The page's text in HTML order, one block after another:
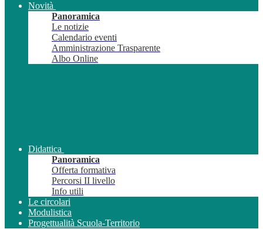
Novità
Panoramica
Le notizie
Calendario eventi
Amministrazione Trasparente
Albo Online
Didattica
Panoramica
Offerta formativa
Percorsi II livello
Info utili
Le circolari
Modulistica
Progettualità Scuola-Territorio